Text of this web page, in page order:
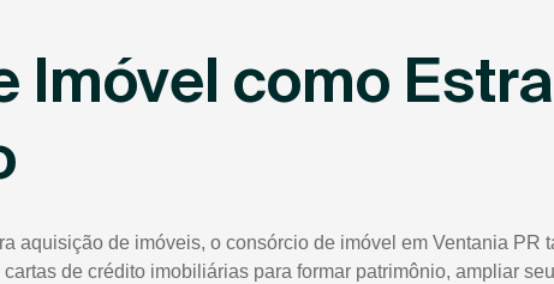
Imóvel como
aquisição de imóveis, o consórcio de imóvel em Ventania PR
de crédito imobiliárias para formar patrimônio, ampliar